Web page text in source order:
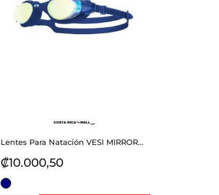
Lentes Para Natación VESI MIRROR...
Precio
₡10.000,50
AZUL